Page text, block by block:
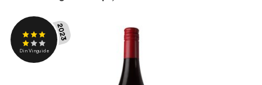
Din Vinguide
2023